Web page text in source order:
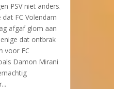
PSV niet anders.
FC Volendam
afgaf glom aan
dat ontbrak
voor FC
Damon Mirani